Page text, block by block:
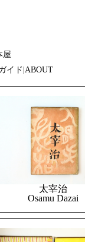
屋
イド|ABOUT
太宰治
Osamu Dazai